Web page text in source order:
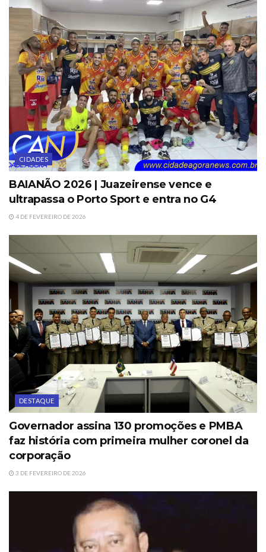
CIDADES
BAIANÃO 2026 | Juazeirense vence e
ultrapassa o Porto Sport e entra no G4
4 DE FEVEREIRO DE 2026
DESTAQUE
Governador assina 130 promoções e PMBA
faz história com primeira mulher coronel da
corporação
3 DE FEVEREIRO DE 2026